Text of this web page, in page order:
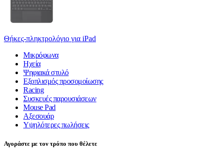
Θήκες-πληκτρολόγιο για iPad
Μικρόφωνα
Ηχεία
Ψηφιακά στυλό
Εξοπλισμός προσομοίωσης
Racing
Συσκευές παρουσιάσεων
Mouse Pad
Αξεσουάρ
Υψηλότερες πωλήσεις
Αγοράστε με τον τρόπο που θέλετε